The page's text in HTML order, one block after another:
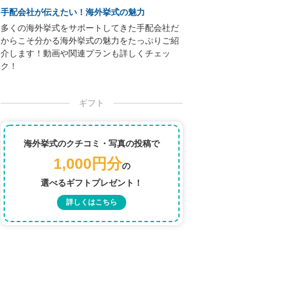
手配会社が伝えたい！海外挙式の魅力
多くの海外挙式をサポートしてきた手配会社だ
からこそ分かる海外挙式の魅力をたっぷりご紹
介します！動画や関連プランも詳しくチェッ
ク！
ギフト
海外挙式のクチコミ・写真の投稿で
1,000円分の
選べるギフトプレゼント！
詳しくはこちら